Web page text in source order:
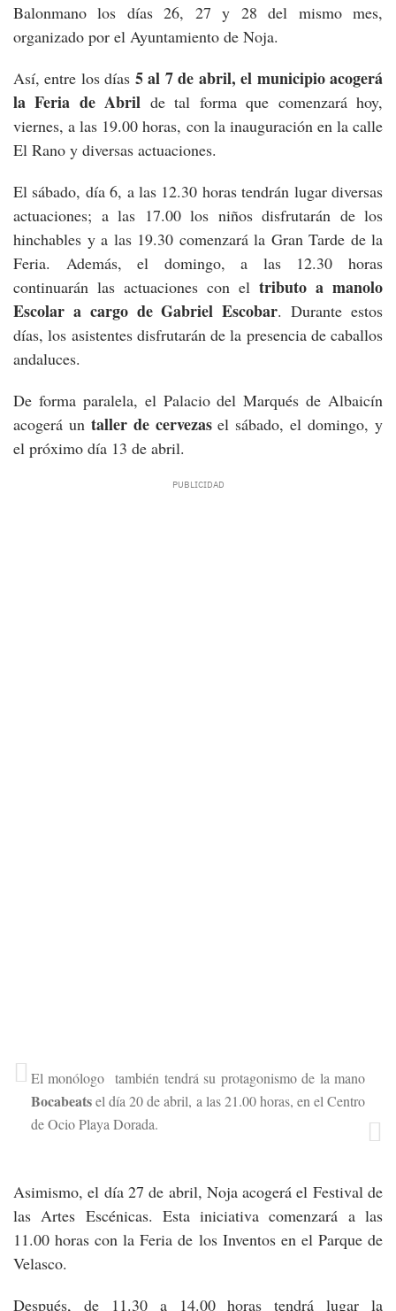
Balonmano los días 26, 27 y 28 del mismo mes,
organizado por el Ayuntamiento de Noja.
Así, entre los días 5 al 7 de abril, el municipio acogerá
la Feria de Abril de tal forma que comenzará hoy,
viernes, a las 19.00 horas, con la inauguración en la calle
El Rano y diversas actuaciones.
El sábado, día 6, a las 12.30 horas tendrán lugar diversas
actuaciones; a las 17.00 los niños disfrutarán de los
hinchables y a las 19.30 comenzará la Gran Tarde de la
Feria. Además, el domingo, a las 12.30 horas
continuarán las actuaciones con el tributo a manolo
Escolar a cargo de Gabriel Escobar. Durante estos
días, los asistentes disfrutarán de la presencia de caballos
andaluces.
De forma paralela, el Palacio del Marqués de Albaicín
acogerá un taller de cervezasel sábado, el domingo, y
el próximo día 13 de abril.
El monólogo también tendrá su protagonismo de la mano
Bocabeatsel día 20 de abril, a las 21.00 horas, en el Centro
de Ocio Playa Dorada.
Asimismo, el día 27 de abril, Noja acogerá el Festival de
las Artes Escénicas. Esta iniciativa comenzará a las
11.00 horas con la Feria de los Inventos en el Parque de
Velasco.
Después, de 11.30 a 14.00 horas tendrá lugar la